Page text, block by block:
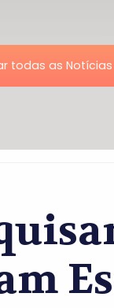
todas as Notícias